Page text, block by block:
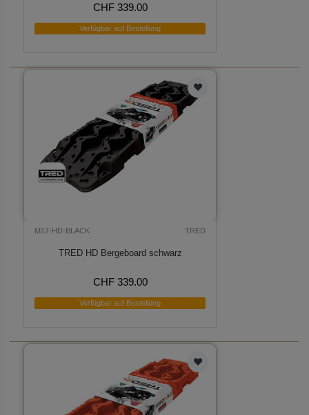
CHF 339.00
Verfügbar auf Bestellung
M17-HD-BLACK TRED
TRED HD Bergeboard schwarz
CHF 339.00
Verfügbar auf Bestellung